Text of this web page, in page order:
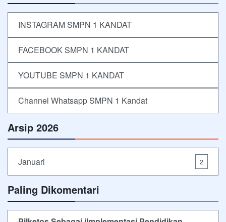
INSTAGRAM SMPN 1 KANDAT
FACEBOOK SMPN 1 KANDAT
YOUTUBE SMPN 1 KANDAT
Channel Whatsapp SMPN 1 Kandat
Arsip 2026
Januari 2
Paling Dikomentari